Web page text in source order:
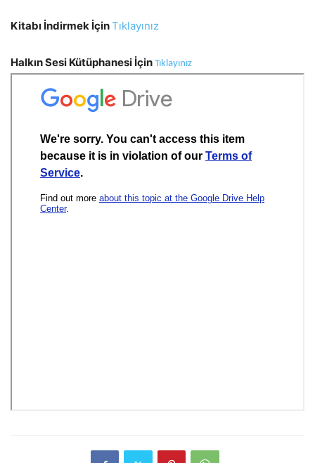
Kitabı İndirmek İçinTıklayınız
Halkın Sesi Kütüphanesi İçin Tıklayınız